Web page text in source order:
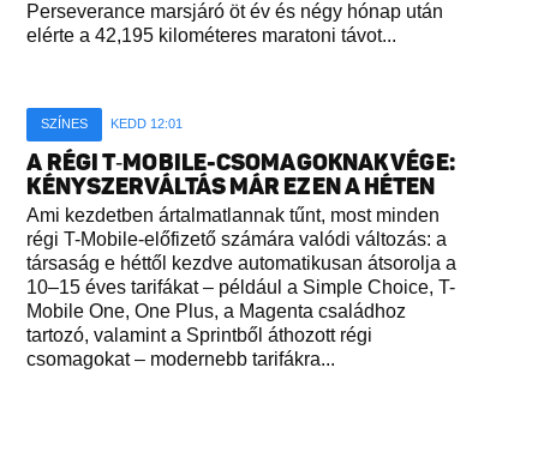
Perseverance marsjáró öt év és négy hónap után
elérte a 42,195 kilométeres maratoni távot...
SZÍNES KEDD 12:01
A RÉGI T‑MOBILE-CSOMAGOKNAK VÉGE:
KÉNYSZERVÁLTÁS MÁR EZEN A HÉTEN
Ami kezdetben ártalmatlannak tűnt, most minden
régi T-Mobile-előfizető számára valódi változás: a
társaság e héttől kezdve automatikusan átsorolja a
10–15 éves tarifákat – például a Simple Choice, T-
Mobile One, One Plus, a Magenta családhoz
tartozó, valamint a Sprintből áthozott régi
csomagokat – modernebb tarifákra...